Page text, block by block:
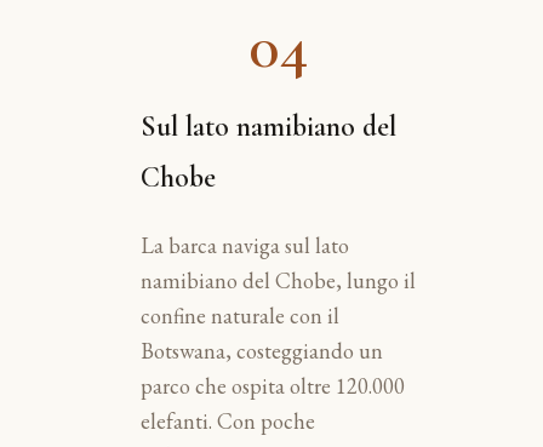
04
Sul lato namibiano del
Chobe
La barca naviga sul lato
namibiano del Chobe, lungo il
confine naturale con il
Botswana, costeggiando un
parco che ospita oltre 120.000
elefanti. Con poche